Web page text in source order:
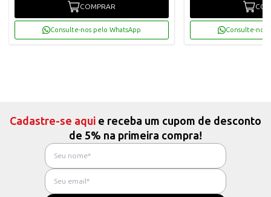
COMPRAR
Consulte-nos pelo WhatsApp Consulte-nos
Cadastre-se aqui e receba um cupom de desconto
de 5% na primeira compra!